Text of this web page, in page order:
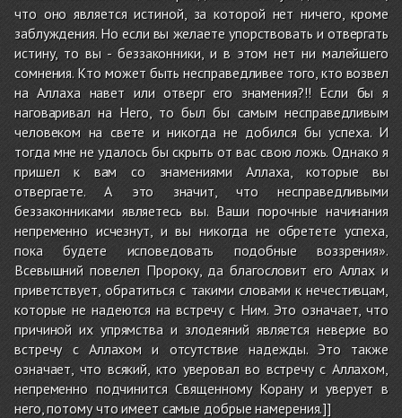
что оно является истиной, за которой нет ничего, кроме
заблуждения. Но если вы желаете упорствовать и отвергать
истину, то вы - беззаконники, и в этом нет ни малейшего
сомнения. Кто может быть несправедливее того, кто возвел
на Аллаха навет или отверг его знамения?!! Если бы я
наговаривал на Него, то был бы самым несправедливым
человеком на свете и никогда не добился бы успеха. И
тогда мне не удалось бы скрыть от вас свою ложь. Однако я
пришел к вам со знамениями Аллаха, которые вы
отвергаете. А это значит, что несправедливыми
беззаконниками являетесь вы. Ваши порочные начинания
непременно исчезнут, и вы никогда не обретете успеха,
пока будете исповедовать подобные воззрения».
Всевышний повелел Пророку, да благословит его Аллах и
приветствует, обратиться с такими словами к нечестивцам,
которые не надеются на встречу с Ним. Это означает, что
причиной их упрямства и злодеяний является неверие во
встречу с Аллахом и отсутствие надежды. Это также
означает, что всякий, кто уверовал во встречу с Аллахом,
непременно подчинится Священному Корану и уверует в
него, потому что имеет самые добрые намерения.]]